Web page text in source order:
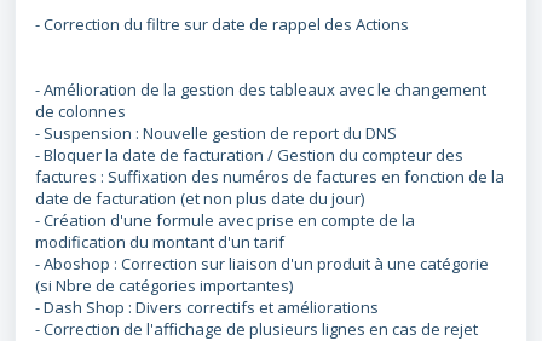
- Correction du filtre sur date de rappel des Actions
- Amélioration de la gestion des tableaux avec le changement
de colonnes
- Suspension : Nouvelle gestion de report du DNS
- Bloquer la date de facturation / Gestion du compteur des
factures : Suffixation des numéros de factures en fonction de la
date de facturation (et non plus date du jour)
- Création d'une formule avec prise en compte de la
modification du montant d'un tarif
- Aboshop : Correction sur liaison d'un produit à une catégorie
(si Nbre de catégories importantes)
- Dash Shop : Divers correctifs et améliorations
- Correction de l'affichage de plusieurs lignes en cas de rejet